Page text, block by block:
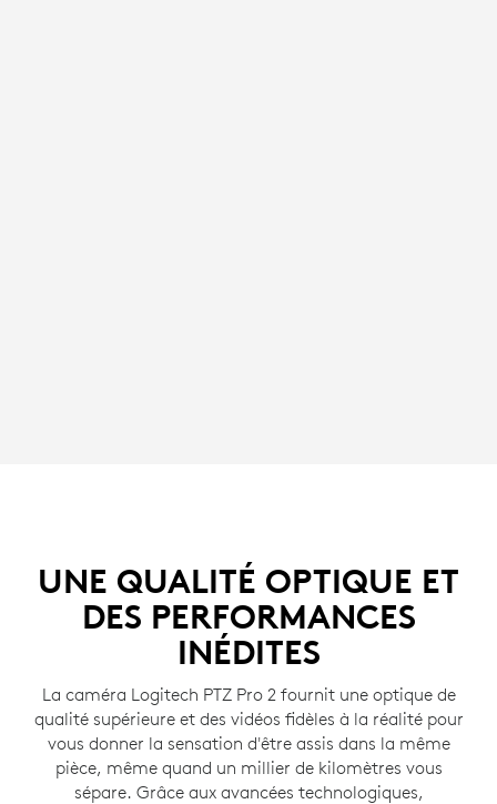
UNE QUALITÉ OPTIQUE ET
DES PERFORMANCES
INÉDITES
La caméra Logitech PTZ Pro 2 fournit une optique de
qualité supérieure et des vidéos fidèles à la réalité pour
vous donner la sensation d'être assis dans la même
pièce, même quand un millier de kilomètres vous
sépare. Grâce aux avancées technologiques,